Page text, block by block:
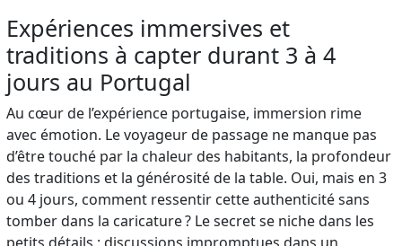
Expériences immersives et
traditions à capter durant 3 à 4
jours au Portugal
Au cœur de l’expérience portugaise, immersion rime
avec émotion. Le voyageur de passage ne manque pas
d’être touché par la chaleur des habitants, la profondeur
des traditions et la générosité de la table. Oui, mais en 3
ou 4 jours, comment ressentir cette authenticité sans
tomber dans la caricature ? Le secret se niche dans les